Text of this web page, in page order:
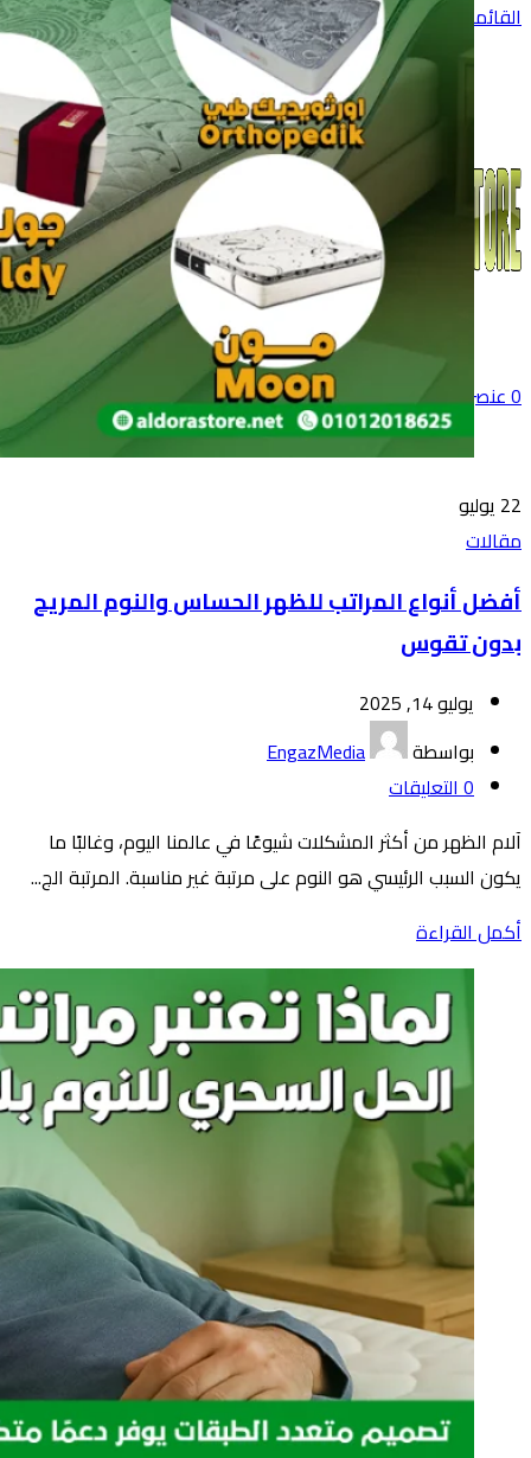
القائمة
0عنصر0جنية
22 يوليو
مقالات
أفضل أنواع المراتب للظهر الحساس والنوم المريح
بدون تقوس
يوليو 14, 2025
بواسطة
EngazMedia
0التعليقات
آلام الظهر من أكثر المشكلات شيوعًا في عالمنا اليوم، وغالبًا ما
يكون السبب الرئيسي هو النوم على مرتبة غير مناسبة. المرتبة الج...
أكمل القراءة